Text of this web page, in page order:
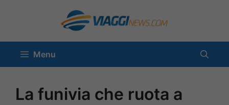
contenuto
Menu
La funivia che ruota a